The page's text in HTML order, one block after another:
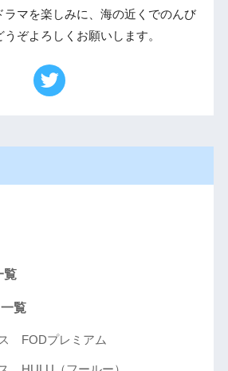
ラマを楽しみに、海の近くでのんび
ぞよろしくお願いします。
覧
覧
FODプレミアム